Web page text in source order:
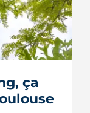
un
les
de terre
de fer
ça